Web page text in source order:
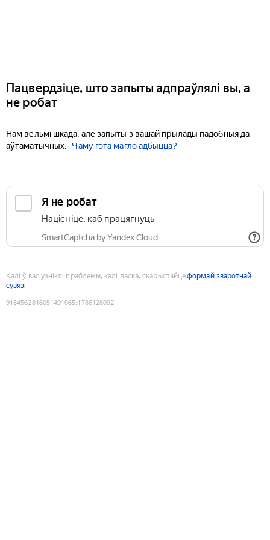
Пацвердзіце, што запыты адпраўлялі вы, а
не робат
Нам вельмі шкада, але запыты з вашай прылады падобныя да
аўтаматычных.
Чаму гэта магло адбыцца?
Я не робат
Націсніце, каб працягнуць
SmartCaptcha by Yandex Cloud
Калі ў вас узніклі праблемы, калі ласка, скарыстайцеформай зваротнай
сувязі
9184562816051491065:1786128092